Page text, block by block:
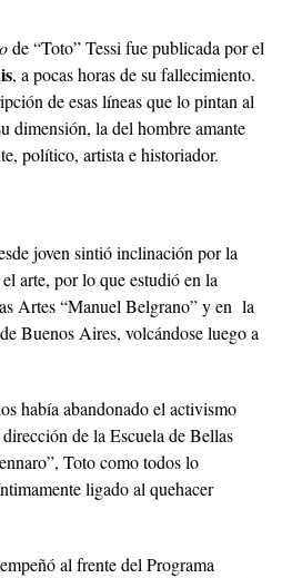
de “Toto” Tessi fue publicada por el
, a pocas horas de su fallecimiento.
de esas líneas que lo pintan al
dimensión, la del hombre amante
político, artista e historiador.
joven sintió inclinación por la
arte, por lo que estudió en la
Artes “Manuel Belgrano” y en la
Buenos Aires, volcándose luego a
había abandonado el activismo
de la Escuela de Bellas
Toto como todos lo
ligado al quehacer
al frente del Programa